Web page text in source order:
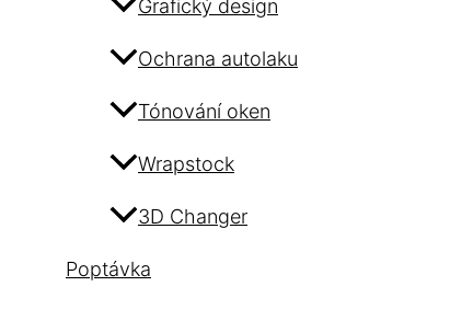
Grafický design
Ochrana autolaku
Tónování oken
Wrapstock
3D Changer
Poptávka